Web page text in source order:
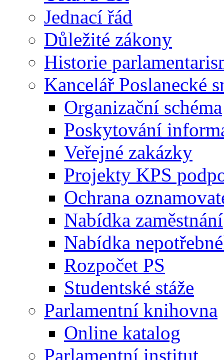
Jednací řád
Důležité zákony
Historie
Kancelář Poslanecké
Organizační schéma
Poskytování
Veřejné zakázky
Projekty KPS
Ochrana
Nabídka zaměstnání
Nabídka
Rozpočet PS
Studentské stáže
Parlamentní knihovna
Online katalog
Parlamentní institut